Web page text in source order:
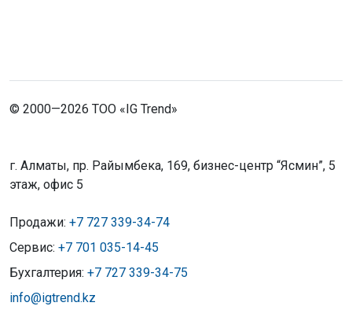
© 2000—2026 ТОО «IG Trend»
г. Алматы, пр. Райымбека, 169, бизнес-центр “Ясмин”, 5
этаж, офис 5
Продажи: +7 727 339-34-74
Сервис: +7 701 035-14-45
Бухгалтерия: +7 727 339-34-75
info@igtrend.kz